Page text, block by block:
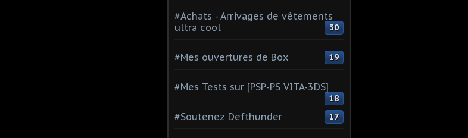
#Achats - Arrivages de vêtements
ultra cool
30
#Mes ouvertures de Box 19
#Mes Tests sur [PSP-PS VITA-3DS]
18
#Soutenez Defthunder 17